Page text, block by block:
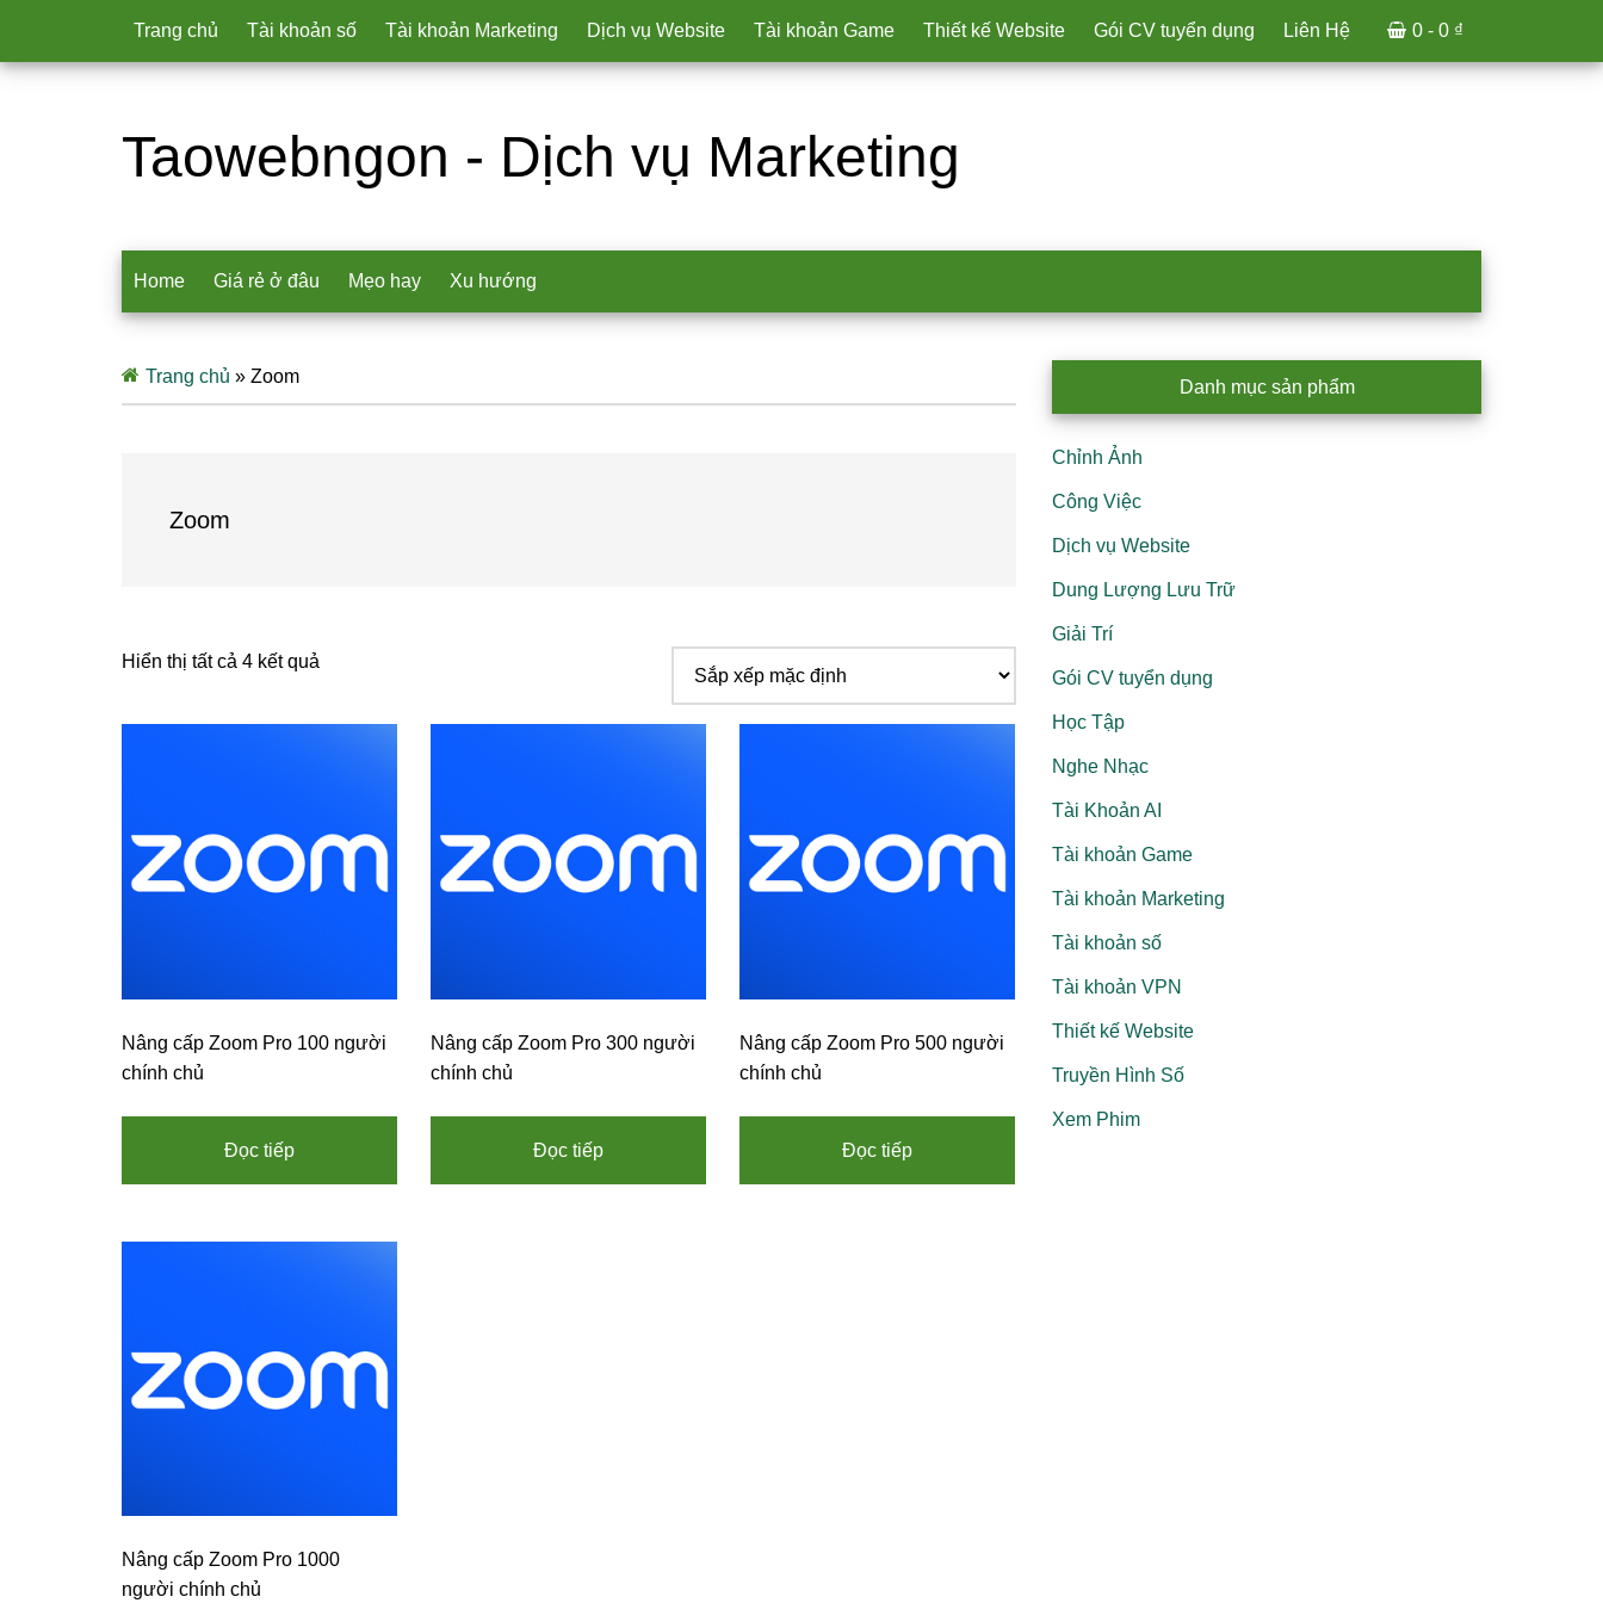
Trang chủ Tài khoản số Tài khoản Marketing Dịch vụ Website Tài khoản Game Thiết kế Website Gói CV tuyển dụng Liên Hệ 0 - 0 ₫
Taowebngon - Dịch vụ Marketing
Home Giá rẻ ở đâu Mẹo hay Xu hướng
Trang chủ » Zoom
Zoom
Hiển thị tất cả 4 kết quả
Nâng cấp Zoom Pro 100 người
chính chủ
Đọc tiếp
Nâng cấp Zoom Pro 300 người
chính chủ
Đọc tiếp
Nâng cấp Zoom Pro 500 người
chính chủ
Đọc tiếp
Nâng cấp Zoom Pro 1000
người chính chủ
Sidebar
Danh mục sản phẩm
Chỉnh Ảnh
Công Việc
Dịch vụ Website
Dung Lượng Lưu Trữ
Giải Trí
Gói CV tuyển dụng
Học Tập
Nghe Nhạc
Tài Khoản AI
Tài khoản Game
Tài khoản Marketing
Tài khoản số
Tài khoản VPN
Thiết kế Website
Truyền Hình Số
Xem Phim